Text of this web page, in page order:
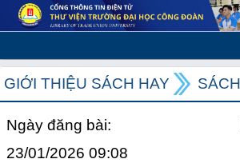
GIỚI THIỆU SÁCH HAY
Ngày đăng bài:
23/01/2026 09:08